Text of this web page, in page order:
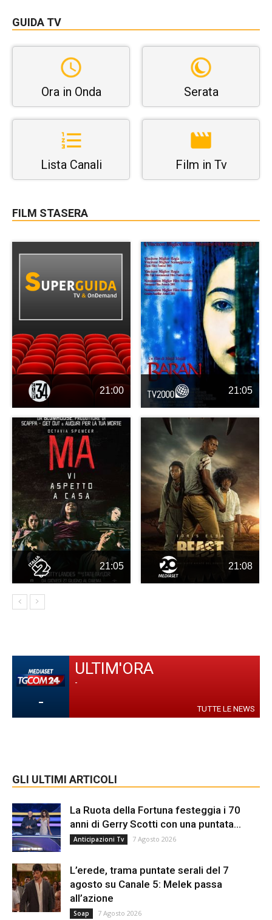
GUIDA TV
Ora in Onda Serata
Lista Canali Film in Tv
FILM STASERA
21:00 21:05
21:05 21:08
-
ULTIM'ORA
-
TUTTE LE NEWS
GLI ULTIMI ARTICOLI
La Ruota della Fortuna festeggia i 70
anni di Gerry Scotti con una puntata...
Anticipazioni Tv 7 Agosto 2026
L’erede, trama puntate serali del 7
agosto su Canale 5: Melek passa
all’azione
Soap 7 Agosto 2026